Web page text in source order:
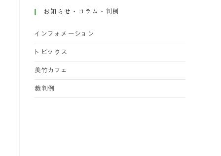
お知らせ・コラム・判例
インフォメーション
トピックス
美竹カフェ
裁判例